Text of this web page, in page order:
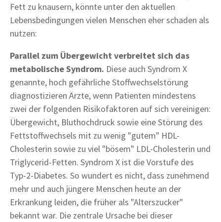
Fett zu knausern, könnte unter den aktuellen
Lebensbedingungen vielen Menschen eher schaden als
nutzen:
Parallel zum Übergewicht verbreitet sich das
metabolische Syndrom. Diese auch Syndrom X
genannte, hoch gefährliche Stoffwechselstörung
diagnostizieren Ärzte, wenn Patienten mindestens
zwei der folgenden Risikofaktoren auf sich vereinigen:
Übergewicht, Bluthochdruck sowie eine Störung des
Fettstoffwechsels mit zu wenig "gutem" HDL-
Cholesterin sowie zu viel "bösem" LDL-Cholesterin und
Triglycerid-Fetten. Syndrom X ist die Vorstufe des
Typ-2-Diabetes. So wundert es nicht, dass zunehmend
mehr und auch jüngere Menschen heute an der
Erkrankung leiden, die früher als "Alterszucker"
bekannt war. Die zentrale Ursache bei dieser